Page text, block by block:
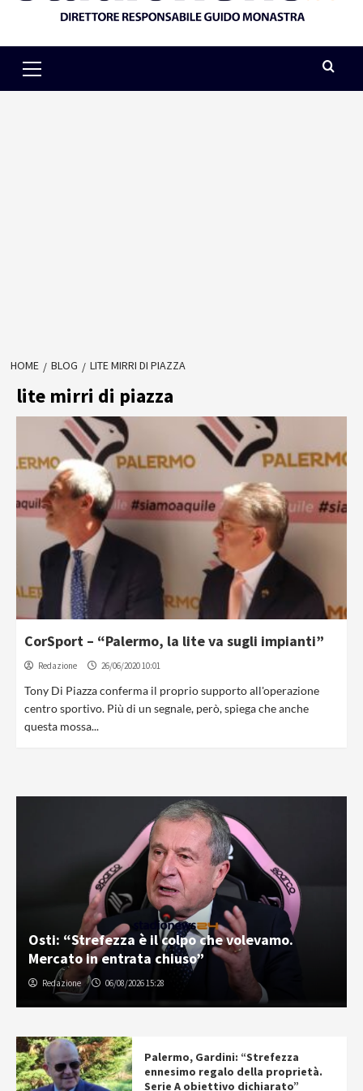
Menu
HOME BLOG LITE MIRRI DI PIAZZA
lite mirri di piazza
CorSport – “Palermo, la lite va sugli impianti”
Redazione 26/06/2020 10:01
Tony Di Piazza conferma il proprio supporto all'operazione
centro sportivo. Più di un segnale, però, spiega che anche
questa mossa...
Osti: “Strefezza è il colpo che volevamo.
Mercato in entrata chiuso”
Redazione 06/08/2026 15:28
Palermo, Gardini: “Strefezza
ennesimo regalo della proprietà.
Serie A obiettivo dichiarato”